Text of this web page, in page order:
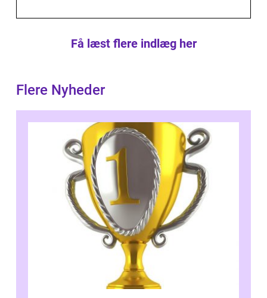
Få læst flere indlæg her
Flere Nyheder